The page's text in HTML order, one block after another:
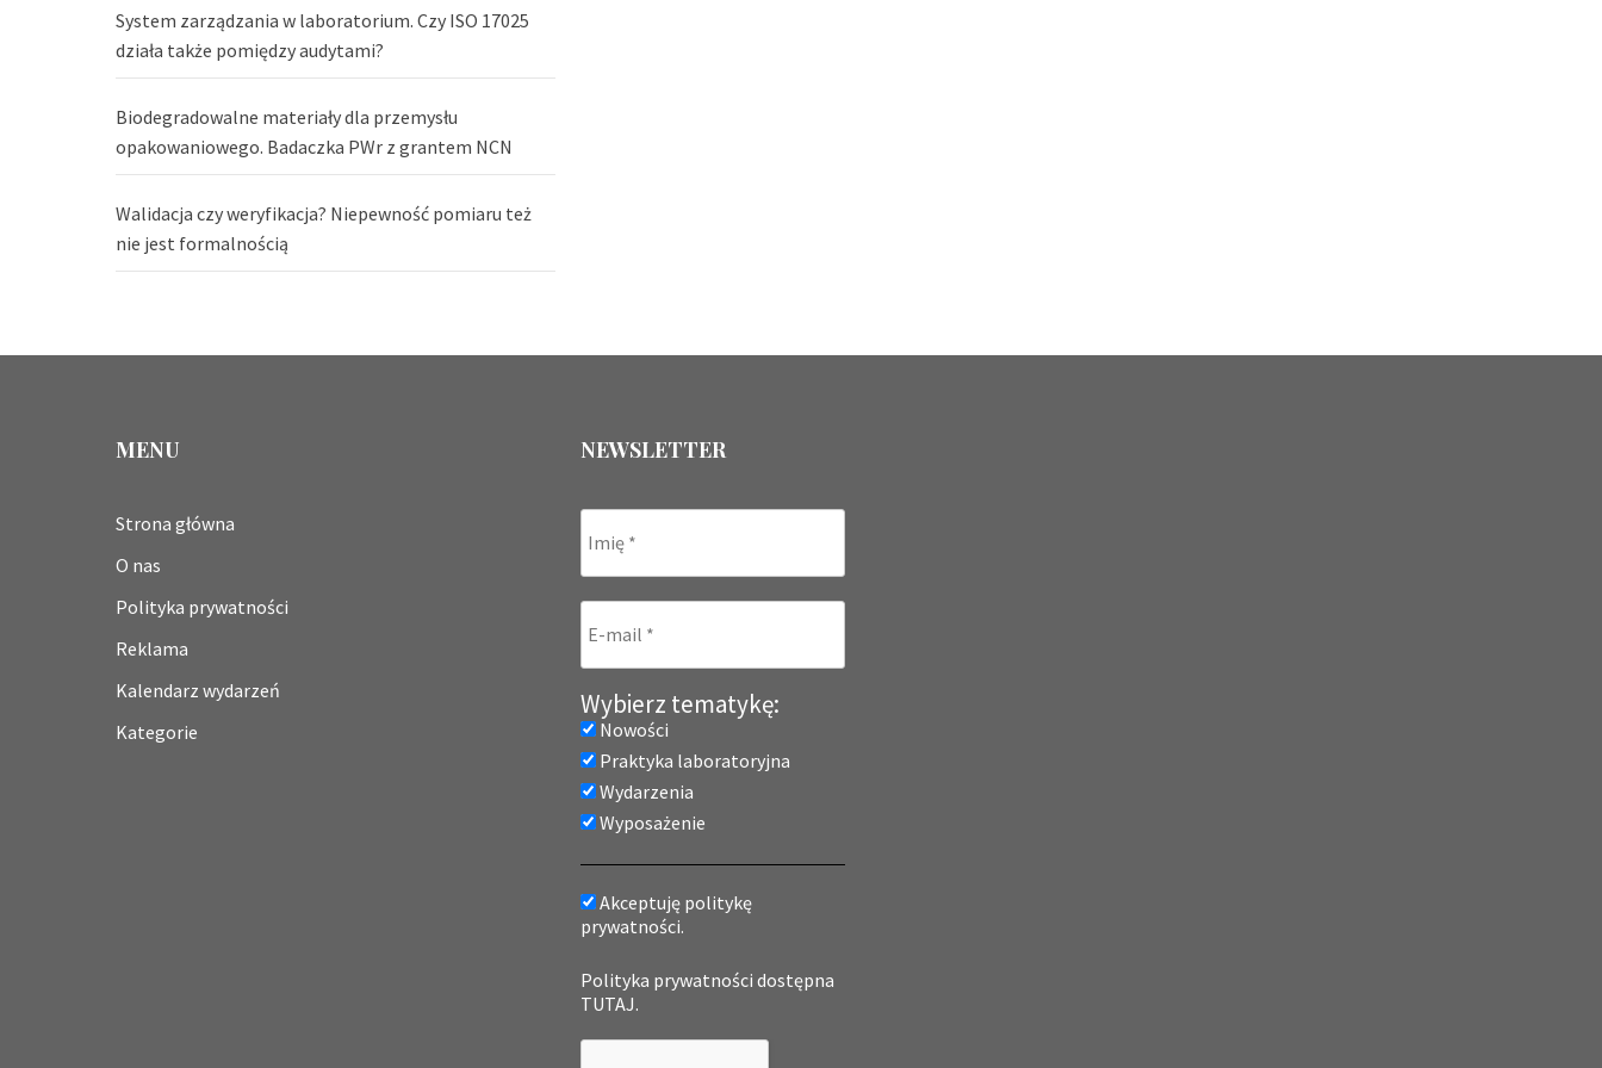
System zarządzania w laboratorium. Czy ISO 17025
działa także pomiędzy audytami?
Biodegradowalne materiały dla przemysłu
opakowaniowego. Badaczka PWr z grantem NCN
Walidacja czy weryfikacja? Niepewność pomiaru też
nie jest formalnością
MENU
Strona główna
O nas
Polityka prywatności
Reklama
Kalendarz wydarzeń
Kategorie
NEWSLETTER
Wybierz tematykę:
Nowości
Praktyka laboratoryjna
Wydarzenia
Wyposażenie
Akceptuję politykę
prywatności.
Polityka prywatności dostępna
TUTAJ.